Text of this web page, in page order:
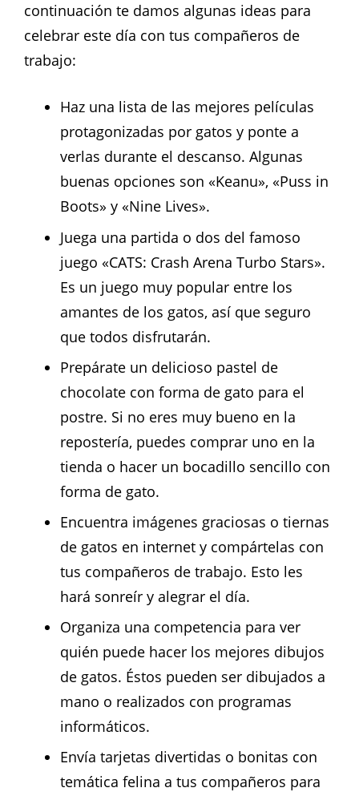
continuación te damos algunas ideas para
celebrar este día con tus compañeros de
trabajo:
Haz una lista de las mejores películas
protagonizadas por gatos y ponte a
verlas durante el descanso. Algunas
buenas opciones son «Keanu», «Puss in
Boots» y «Nine Lives».
Juega una partida o dos del famoso
juego «CATS: Crash Arena Turbo Stars».
Es un juego muy popular entre los
amantes de los gatos, así que seguro
que todos disfrutarán.
Prepárate un delicioso pastel de
chocolate con forma de gato para el
postre. Si no eres muy bueno en la
repostería, puedes comprar uno en la
tienda o hacer un bocadillo sencillo con
forma de gato.
Encuentra imágenes graciosas o tiernas
de gatos en internet y compártelas con
tus compañeros de trabajo. Esto les
hará sonreír y alegrar el día.
Organiza una competencia para ver
quién puede hacer los mejores dibujos
de gatos. Éstos pueden ser dibujados a
mano o realizados con programas
informáticos.
Envía tarjetas divertidas o bonitas con
temática felina a tus compañeros para